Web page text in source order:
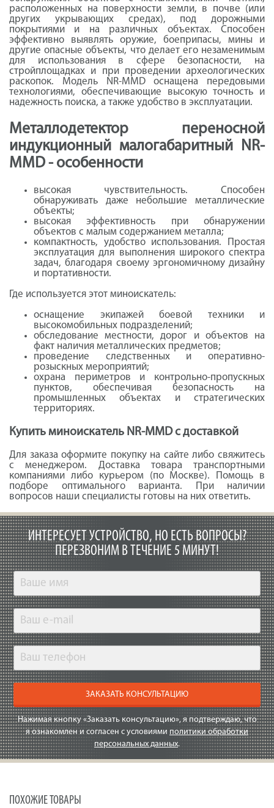
расположенных на поверхности земли, в почве (или
других укрывающих средах), под дорожными
покрытиями и на различных объектах. Cпособен
эффективно выявлять оружие, боеприпасы, мины и
другие опасные объекты, что делает его незаменимым
для использования в сфере безопасности, на
стройплощадках и при проведении археологических
раскопок. Модель NR-MMD оснащена передовыми
технологиями, обеспечивающие высокую точность и
надежность поиска, а также удобство в эксплуатации.
Металлодетектор переносной
индукционный малогабаритный NR-
MMD - особенности
высокая чувствительность. Способен
обнаруживать даже небольшие металлические
объекты;
высокая эффективность при обнаружении
объектов с малым содержанием металла;
компактность, удобство использования. Простая
эксплуатация для выполнения широкого спектра
задач, благодаря своему эргономичному дизайну
и портативности.
Где используется этот миноискатель:
оснащение экипажей боевой техники и
высокомобильных подразделений;
обследование местности, дорог и объектов на
факт наличия металлических предметов;
проведение следственных и оперативно-
розыскных мероприятий;
охрана периметров и контрольно-пропускных
пунктов, обеспечивая безопасность на
промышленных объектах и стратегических
территориях.
Купить миноискатель NR-MMD с доставкой
Для заказа оформите покупку на сайте либо свяжитесь
с менеджером. Доставка товара транспортными
компаниями либо курьером (по Москве). Помощь в
подборе оптимального варианта. При наличии
вопросов наши специалисты готовы на них ответить.
ИНТЕРЕСУЕТ УСТРОЙСТВО, НО ЕСТЬ ВОПРОСЫ?
ПЕРЕЗВОНИМ В ТЕЧЕНИЕ 5 МИНУТ!
ЗАКАЗАТЬ КОНСУЛЬТАЦИЮ
Нажимая кнопку «Заказать консультацию», я подтверждаю, что
я ознакомлен и согласен с условиями политики обработки
персональных данных.
ПОХОЖИЕ ТОВАРЫ